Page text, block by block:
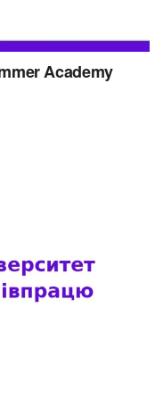
Academy